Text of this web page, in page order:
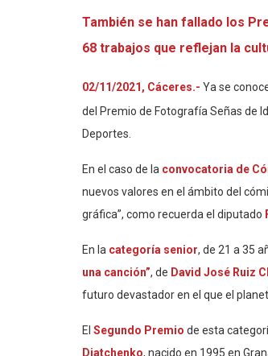
También se han fallado los
68 trabajos que reflejan la
02/11/2021, Cáceres.- Ya se
del Premio de Fotografía Señas de
Deportes.
En el caso de la convocatoria de
nuevos valores en el ámbito del
gráfica”, como recuerda el diputado
En la categoría senior, de 21 a 35
una canción”, de David José Ruiz
futuro devastador en el que el
El Segundo Premio de esta
Diatchenko, nacido en 1995 en